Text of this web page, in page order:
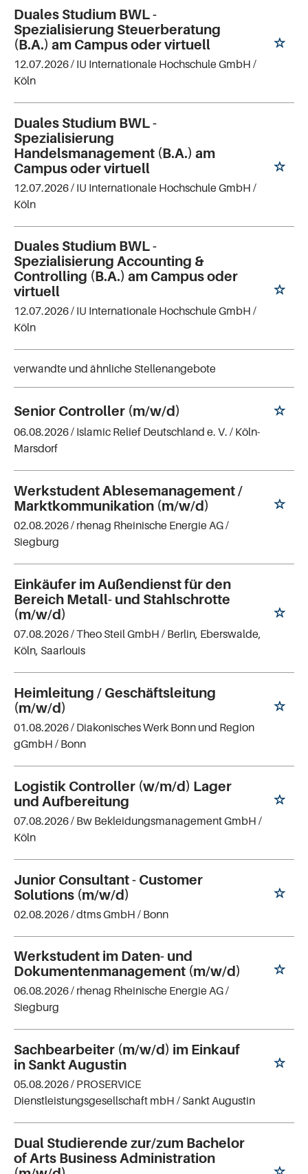
Duales Studium BWL -
Spezialisierung Steuerberatung
(B.A.) am Campus oder virtuell
12.07.2026 / IU Internationale Hochschule GmbH /
Köln
Duales Studium BWL -
Spezialisierung
Handelsmanagement (B.A.) am
Campus oder virtuell
12.07.2026 / IU Internationale Hochschule GmbH /
Köln
Duales Studium BWL -
Spezialisierung Accounting &
Controlling (B.A.) am Campus oder
virtuell
12.07.2026 / IU Internationale Hochschule GmbH /
Köln
verwandte und ähnliche Stellenangebote
Senior Controller (m/w/d)
06.08.2026 / Islamic Relief Deutschland e. V. / Köln-
Marsdorf
Werkstudent Ablesemanagement /
Marktkommunikation (m/w/d)
02.08.2026 / rhenag Rheinische Energie AG/
Siegburg
Einkäufer im Außendienst für den
Bereich Metall- und Stahlschrotte
(m/w/d)
07.08.2026 /Theo Steil GmbH / Berlin, Eberswalde,
Köln, Saarlouis
Heimleitung / Geschäftsleitung
(m/w/d)
01.08.2026 / Diakonisches Werk Bonn und Region
gGmbH / Bonn
Logistik Controller (w/m/d) Lager
und Aufbereitung
07.08.2026 / Bw Bekleidungsmanagement GmbH /
Köln
Junior Consultant - Customer
Solutions (m/w/d)
02.08.2026 /dtms GmbH / Bonn
Werkstudent im Daten- und
Dokumentenmanagement (m/w/d)
06.08.2026 / rhenag Rheinische Energie AG/
Siegburg
Sachbearbeiter (m/w/d) im Einkauf
in Sankt Augustin
05.08.2026 / PROSERVICE
Dienstleistungsgesellschaft mbH / Sankt Augustin
Dual Studierende zur/zum Bachelor
of Arts Business Administration